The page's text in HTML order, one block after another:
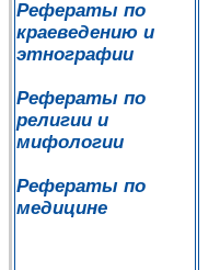
Рефераты по
краеведению и
этнографии
Рефераты по
религии и
мифологии
Рефераты по
медицине